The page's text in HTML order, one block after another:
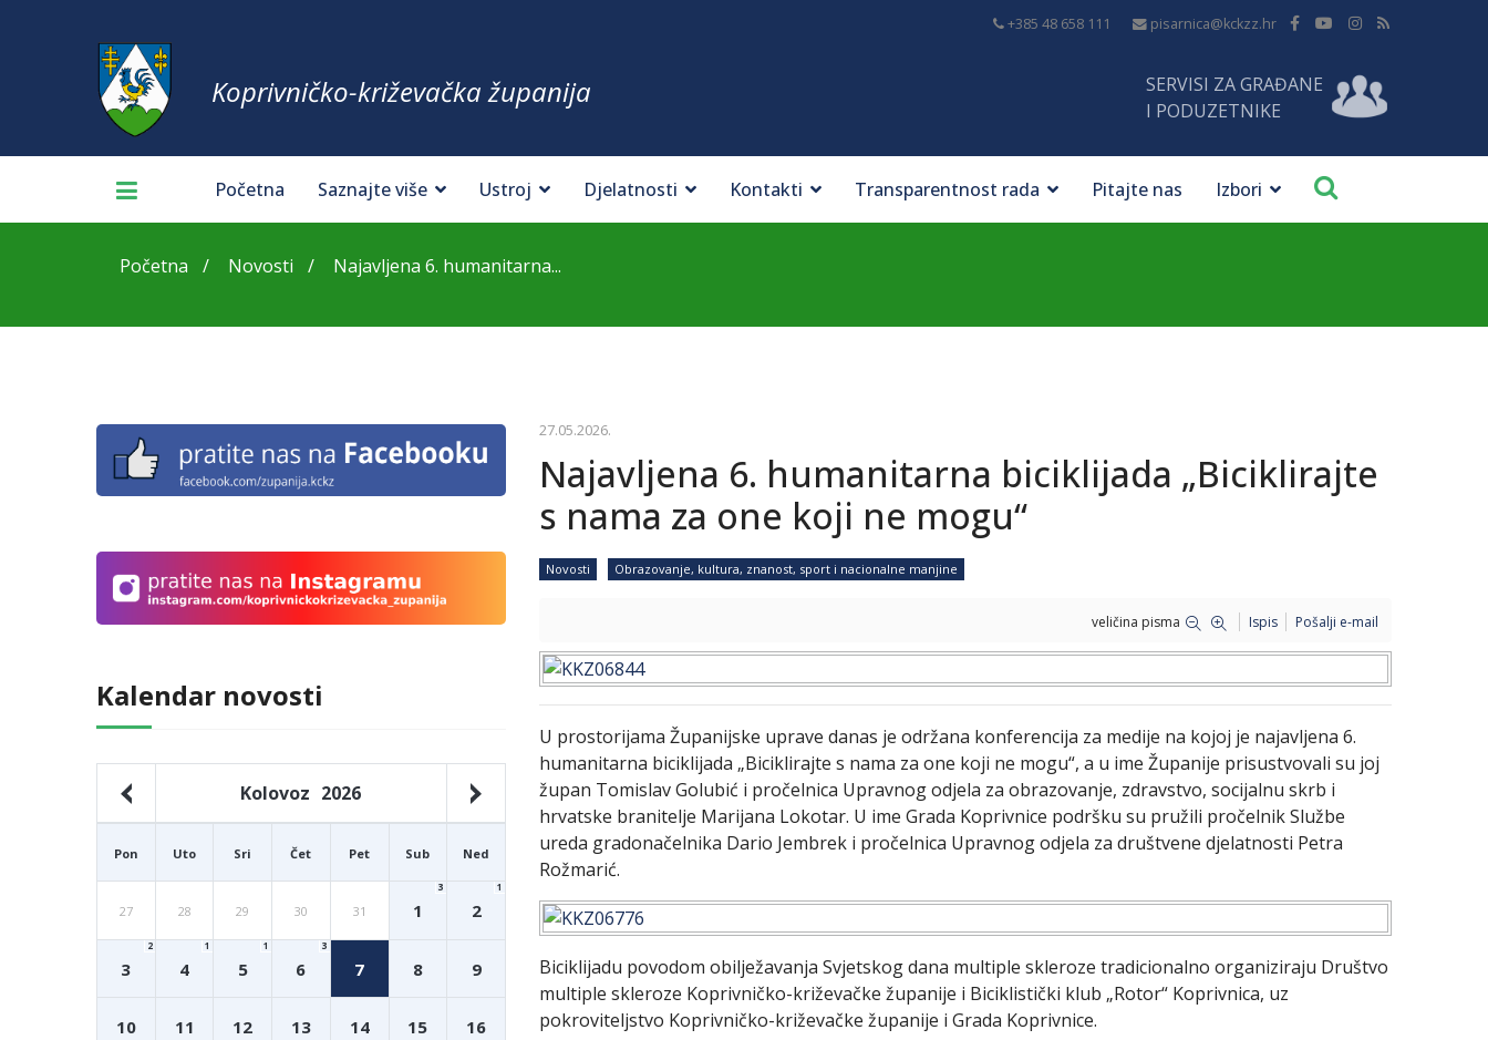
+385 48 658 111 pisarnica@kckzz.hr
Koprivničko-križevačka županija
SERVISI ZA GRAĐANE
I PODUZETNIKE
Početna Saznajte više Ustroj Djelatnosti Kontakti Transparentnost rada Pitajte nas Izbori
Početna Novosti Najavljena 6. humanitarna...
Kalendar novosti
Kolovoz 2026
Pon Uto Sri Čet Pet Sub Ned
27 28 29 30 31 1
3
2
1
3
2
4
1
5
1
6
3
7 8 9
10 11 12 13 14 15 16
27.05.2026.
Najavljena 6. humanitarna biciklijada „Biciklirajte
s nama za one koji ne mogu“
Novosti Obrazovanje, kultura, znanost, sport i nacionalne manjine
veličina pisma Ispis Pošalji e-mail
U prostorijama Županijske uprave danas je održana konferencija za medije na kojoj je najavljena 6.
humanitarna biciklijada „Biciklirajte s nama za one koji ne mogu“, a u ime Županije prisustvovali su joj
župan Tomislav Golubić i pročelnica Upravnog odjela za obrazovanje, zdravstvo, socijalnu skrb i
hrvatske branitelje Marijana Lokotar. U ime Grada Koprivnice podršku su pružili pročelnik Službe
ureda gradonačelnika Dario Jembrek i pročelnica Upravnog odjela za društvene djelatnosti Petra
Rožmarić.
Biciklijadu povodom obilježavanja Svjetskog dana multiple skleroze tradicionalno organiziraju Društvo
multiple skleroze Koprivničko-križevačke županije i Biciklistički klub „Rotor“ Koprivnica, uz
pokroviteljstvo Koprivničko-križevačke županije i Grada Koprivnice.